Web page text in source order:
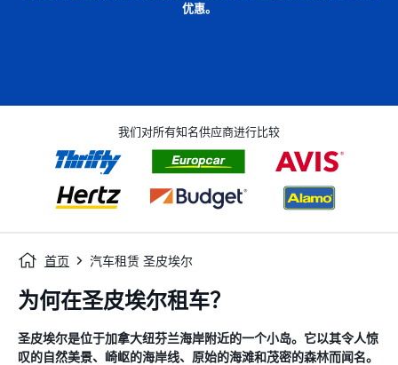
优惠。
我们对所有知名供应商进行比较
首页 汽车租赁 圣皮埃尔
为何在圣皮埃尔租车？
圣皮埃尔是位于加拿大纽芬兰海岸附近的一个小岛。它以其令人惊
叹的自然美景、崎岖的海岸线、原始的海滩和茂密的森林而闻名。